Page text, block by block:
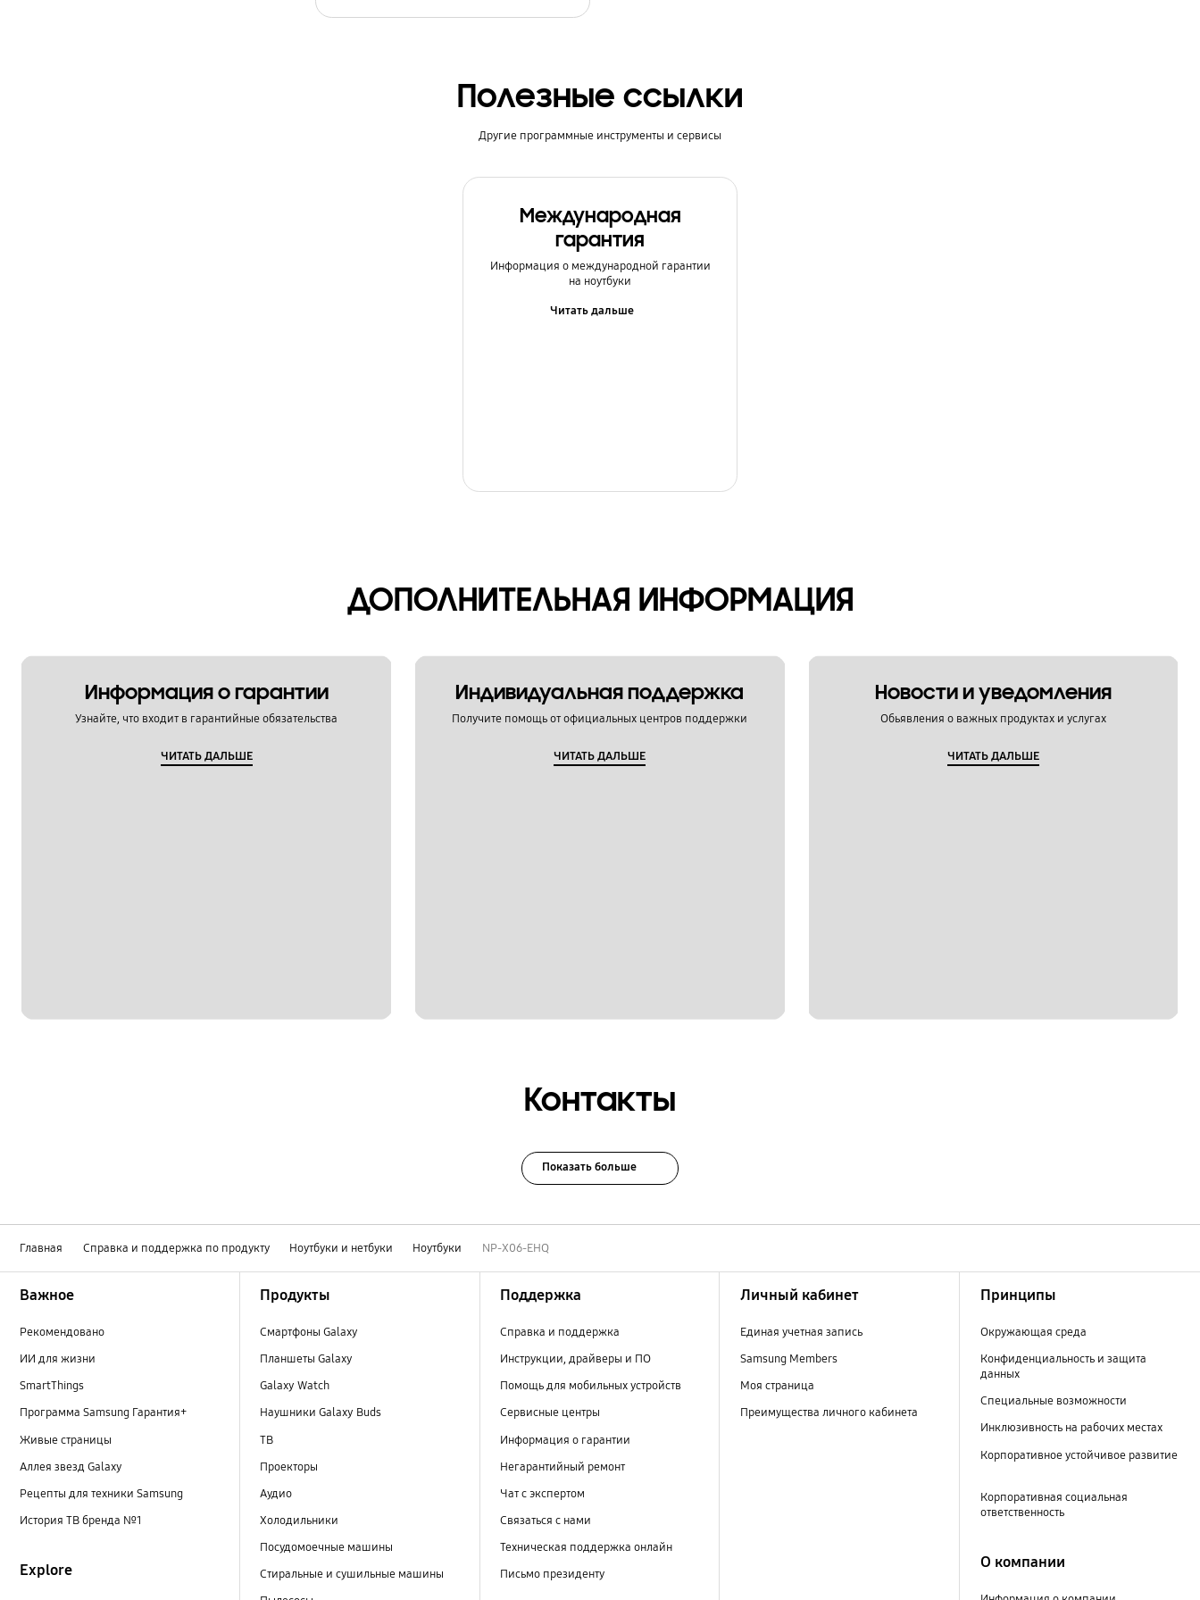
Полезные ссылки
Другие программные инструменты и сервисы
Международная
гарантия
Информация о международной гарантии
на ноутбуки
Читать дальше
ДОПОЛНИТЕЛЬНАЯ ИНФОРМАЦИЯ
Информация о гарантии
Узнайте, что входит в гарантийные обязательства
ЧИТАТЬ ДАЛЬШЕ
Индивидуальная поддержка
Получите помощь от официальных центров поддержки
ЧИТАТЬ ДАЛЬШЕ
Новости и уведомления
Обьявления о важных продуктах и услугах
ЧИТАТЬ ДАЛЬШЕ
Контакты
Показать больше
Главная Справка и поддержка по продукту Ноутбуки и нетбуки Ноутбуки NP-X06-EHQ
Важное
Рекомендовано
ИИ для жизни
SmartThings
Программа Samsung Гарантия+
Живые страницы
Аллея звезд Galaxy
Рецепты для техники Samsung
История ТВ бренда №1
Explore
Продукты
Смартфоны Galaxy
Планшеты Galaxy
Galaxy Watch
Наушники Galaxy Buds
ТВ
Проекторы
Аудио
Холодильники
Посудомоечные машины
Стиральные и сушильные машины
Поддержка
Справка и поддержка
Инструкции, драйверы и ПО
Помощь для мобильных устройств
Сервисные центры
Информация о гарантии
Негарантийный ремонт
Чат с экспертом
Связаться с нами
Техническая поддержка онлайн
Письмо президенту
Личный кабинет
Единая учетная запись
Samsung Members
Моя страница
Преимущества личного кабинета
Принципы
Окружающая среда
Конфиденциальность и защита
данных
Специальные возможности
Инклюзивность на рабочих местах
Корпоративное устойчивое развитие
Корпоративная социальная
ответственность
О компании